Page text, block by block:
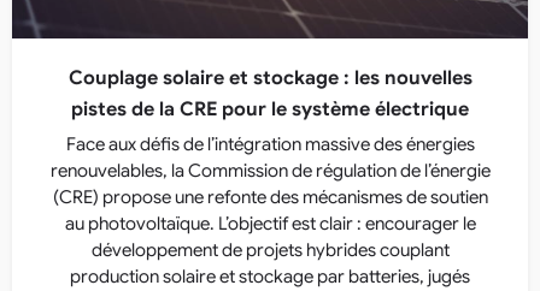
Couplage solaire et stockage : les nouvelles
pistes de la CRE pour le système électrique
Face aux défis de l’intégration massive des énergies
renouvelables, la Commission de régulation de l’énergie
(CRE) propose une refonte des mécanismes de soutien
au photovoltaïque. L’objectif est clair : encourager le
développement de projets hybrides couplant
production solaire et stockage par batteries, jugés